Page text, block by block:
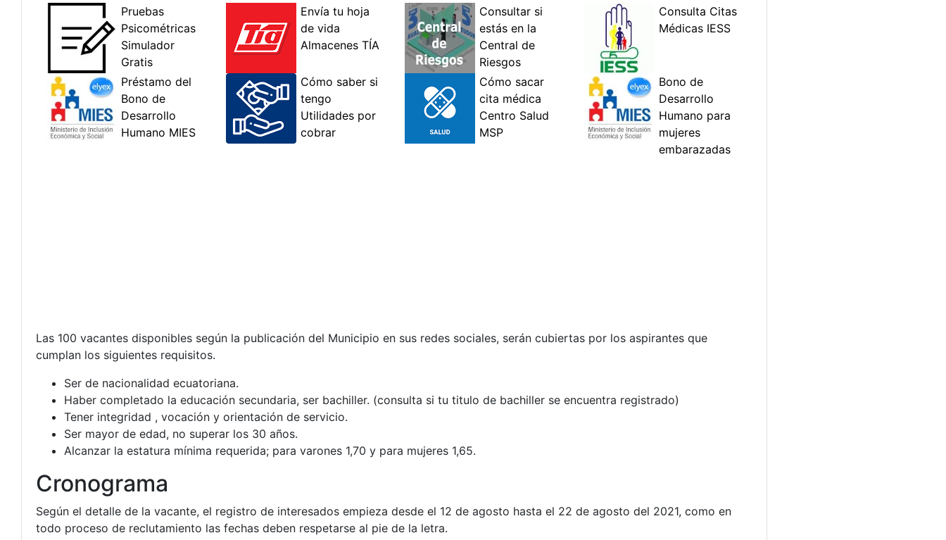
Las 100 vacantes disponibles según la publicación del Municipio en sus redes sociales, serán cubiertas por los aspirantes que
cumplan los siguientes requisitos.
Ser de nacionalidad ecuatoriana.
Haber completado la educación secundaria, ser bachiller. (consulta si tu titulo de bachiller se encuentra registrado)
Tener integridad , vocación y orientación de servicio.
Ser mayor de edad, no superar los 30 años.
Alcanzar la estatura mínima requerida; para varones 1,70 y para mujeres 1,65.
Cronograma
Según el detalle de la vacante, el registro de interesados empieza desde el 12 de agosto hasta el 22 de agosto del 2021, como en
todo proceso de reclutamiento las fechas deben respetarse al pie de la letra.